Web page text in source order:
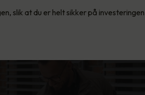
slik at du er helt sikker på